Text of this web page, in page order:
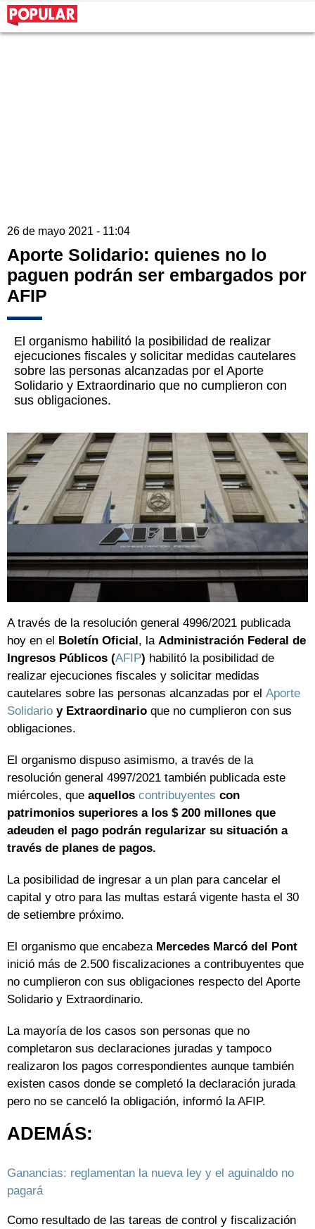
26 de mayo 2021 - 11:04
Aporte Solidario: quienes no lo
paguen podrán ser embargados por
AFIP
El organismo habilitó la posibilidad de realizar
ejecuciones fiscales y solicitar medidas cautelares
sobre las personas alcanzadas por el Aporte
Solidario y Extraordinario que no cumplieron con
sus obligaciones.
A través de la resolución general 4996/2021 publicada
hoy en el Boletín Oficial, la Administración Federal de
Ingresos Públicos (AFIP) habilitó la posibilidad de
realizar ejecuciones fiscales y solicitar medidas
cautelares sobre las personas alcanzadas por el Aporte
Solidario y Extraordinario que no cumplieron con sus
obligaciones.
El organismo dispuso asimismo, a través de la
resolución general 4997/2021 también publicada este
miércoles, que aquellos contribuyentes con
patrimonios superiores a los $ 200 millones que
adeuden el pago podrán regularizar su situación a
través de planes de pagos.
La posibilidad de ingresar a un plan para cancelar el
capital y otro para las multas estará vigente hasta el 30
de setiembre próximo.
El organismo que encabeza Mercedes Marcó del Pont
inició más de 2.500 fiscalizaciones a contribuyentes que
no cumplieron con sus obligaciones respecto del Aporte
Solidario y Extraordinario.
La mayoría de los casos son personas que no
completaron sus declaraciones juradas y tampoco
realizaron los pagos correspondientes aunque también
existen casos donde se completó la declaración jurada
pero no se canceló la obligación, informó la AFIP.
ADEMÁS:
Ganancias: reglamentan la nueva ley y el aguinaldo no
pagará
Como resultado de las tareas de control y fiscalización